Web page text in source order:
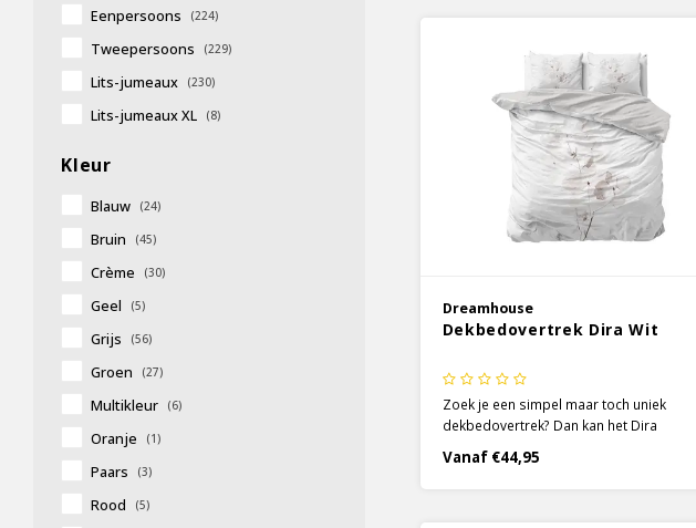
Eenpersoons (224)
Tweepersoons (229)
Lits-jumeaux (230)
Lits-jumeaux XL (8)
Kleur
Blauw (24)
Bruin (45)
Crème (30)
Geel (5)
Grijs (56)
Groen (27)
Multikleur (6)
Oranje (1)
Paars (3)
Rood (5)
Dreamhouse
Dekbedovertrek Dira Wit
Zoek je een simpel maar toch uniek
dekbedovertrek? Dan kan het Dira
dekbedovertrek van Dreamhouse een
perfecte optie zijn! Dit dekbedovertrek
straalt rust en ruimte uit en geeft je toch
Vanaf €44,95